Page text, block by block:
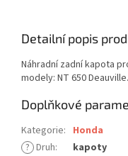
Detailní popis
Náhradní zadní kapota
modely: NT 650 Deauville.
Doplňkové
Kategorie: Honda
? Druh:
kapoty